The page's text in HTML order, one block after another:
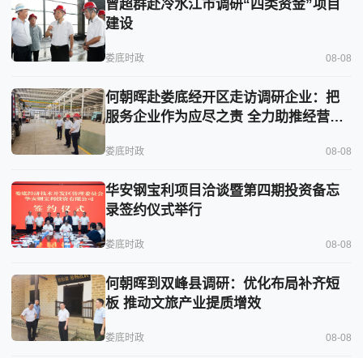
曾超群赴冷水江市调研“四类资金”项目
建设
娄底时政 08-08
何朝晖赴娄底经开区走访调研企业：把
服务企业作为应尽之责 全力助推经营主
娄底时政 08-08
华安钢宝利项目洽谈暨第四期投资备忘
录签约仪式举行
娄底时政 08-08
何朝晖到双峰县调研：优化布局补齐短
板 推动文旅产业提质增效
娄底时政 08-08